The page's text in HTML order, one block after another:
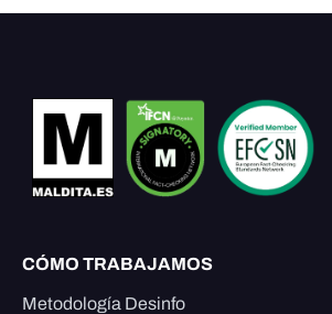
CÓMO TRABAJAMOS
Metodología Desinfo